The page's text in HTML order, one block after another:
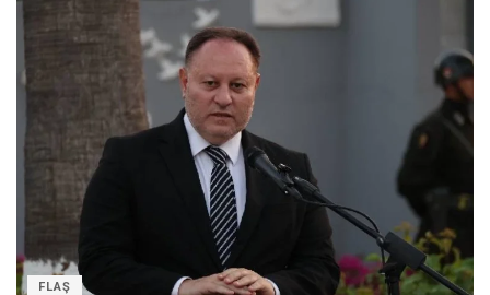
FLAŞ